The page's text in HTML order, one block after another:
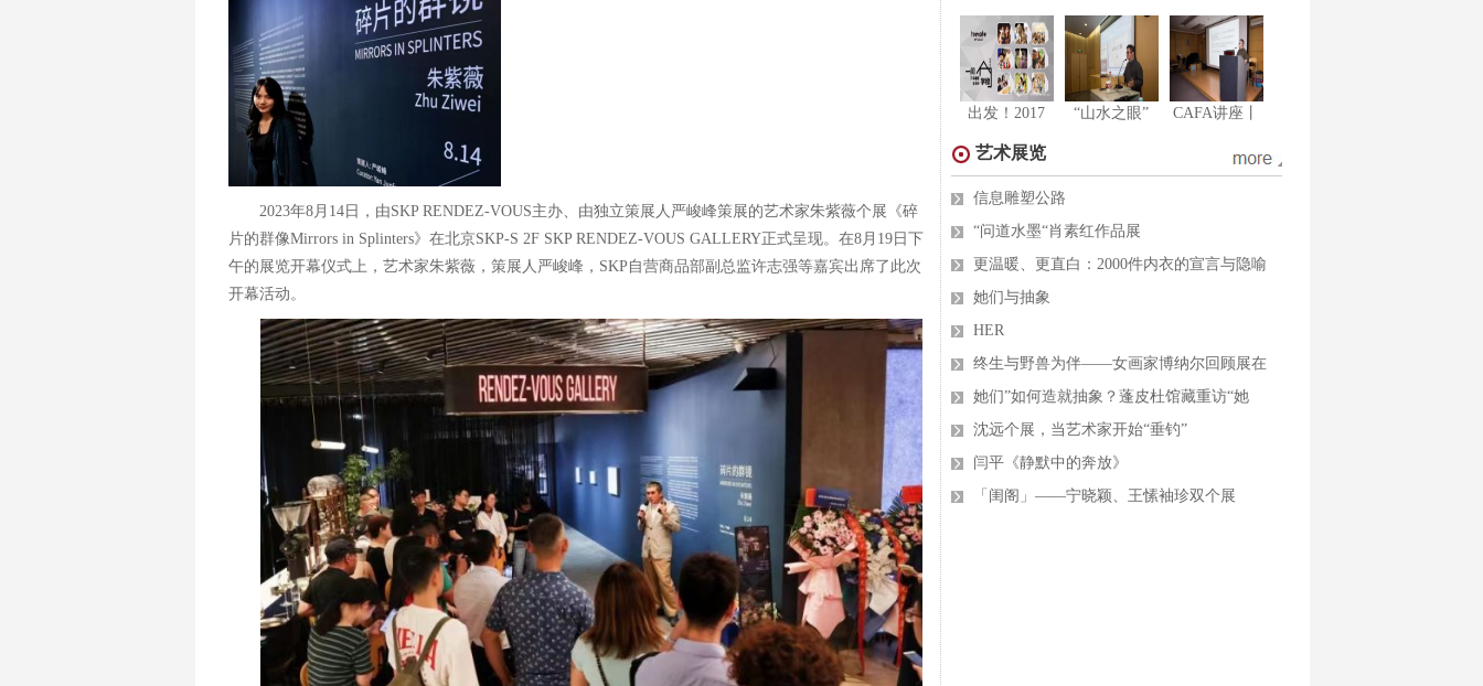
2023年8月14日，由SKP RENDEZ-VOUS主办、由独立策展人严峻峰策展的艺术家朱紫薇个展《碎
片的群像Mirrors in Splinters》在北京SKP-S 2F SKP RENDEZ-VOUS GALLERY正式呈现。在8月19日下
午的展览开幕仪式上，艺术家朱紫薇，策展人严峻峰，SKP自营商品部副总监许志强等嘉宾出席了此次
开幕活动。
出发！2017 “山水之眼” CAFA讲座丨
艺术展览
信息雕塑公路
“问道水墨“肖素红作品展
更温暖、更直白：2000件内衣的宣言与隐喻
她们与抽象
HER
终生与野兽为伴——女画家博纳尔回顾展在
她们”如何造就抽象？蓬皮杜馆藏重访“她
沈远个展，当艺术家开始“垂钓”
闫平《静默中的奔放》
「闺阁」——宁晓颖、王愫袖珍双个展